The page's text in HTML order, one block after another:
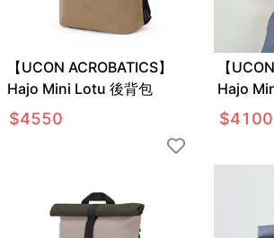
【UCON ACROBATICS】
Hajo Mini Lotu 後背包
$4550
【
Hajo
$4100